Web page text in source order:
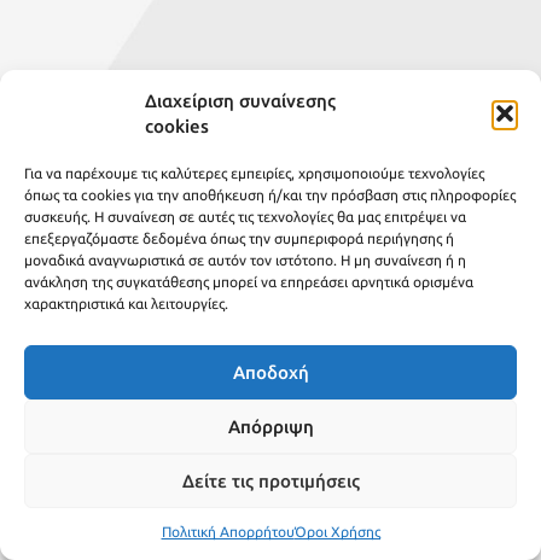
Διαχείριση συναίνεσης
cookies
Για να παρέχουμε τις καλύτερες εμπειρίες, χρησιμοποιούμε τεχνολογίες
όπως τα cookies για την αποθήκευση ή/και την πρόσβαση στις πληροφορίες
συσκευής. Η συναίνεση σε αυτές τις τεχνολογίες θα μας επιτρέψει να
επεξεργαζόμαστε δεδομένα όπως την συμπεριφορά περιήγησης ή
μοναδικά αναγνωριστικά σε αυτόν τον ιστότοπο. Η μη συναίνεση ή η
ανάκληση της συγκατάθεσης μπορεί να επηρεάσει αρνητικά ορισμένα
χαρακτηριστικά και λειτουργίες.
Αποδοχή
Απόρριψη
Δείτε τις προτιμήσεις
Πολιτική ΑπορρήτουΌροι Χρήσης